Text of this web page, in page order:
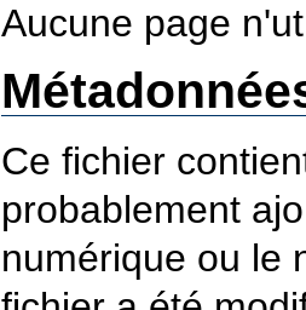
Aucune page
Ce fichier
probablement
numérique ou le